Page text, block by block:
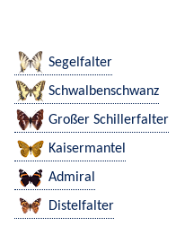
Segelfalter
Schwalbenschwanz
Großer Schillerfalter
Kaisermantel
Admiral
Distelfalter